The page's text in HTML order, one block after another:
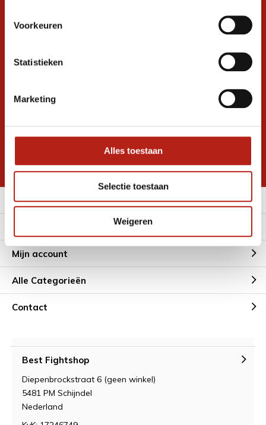
Voorkeuren
Statistieken
Marketing
Alles toestaan
Selectie toestaan
Weigeren
graag verder. 24/7
Ontvang de nieuwste aanbiedingen en
Inschrijven voor
* Lees hier de wettelijke beperkingen
Meer informatie
Mijn account
Alle Categorieën
Contact
Best Fightshop
Diepenbrockstraat 6 (geen winkel)
5481 PM Schijndel
Nederland